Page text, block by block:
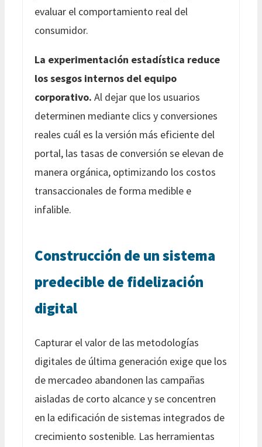
evaluar el comportamiento real del
consumidor.
La experimentación estadística reduce
los sesgos internos del equipo
corporativo. Al dejar que los usuarios
determinen mediante clics y conversiones
reales cuál es la versión más eficiente del
portal, las tasas de conversión se elevan de
manera orgánica, optimizando los costos
transaccionales de forma medible e
infalible.
Construcción de un sistema
predecible de fidelización
digital
Capturar el valor de las metodologías
digitales de última generación exige que los
de mercadeo abandonen las campañas
aisladas de corto alcance y se concentren
en la edificación de sistemas integrados de
crecimiento sostenible. Las herramientas